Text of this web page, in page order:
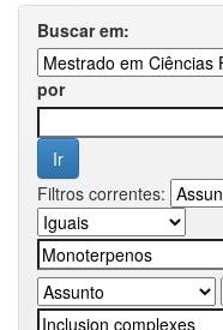
Buscar em:
por
Filtros correntes: